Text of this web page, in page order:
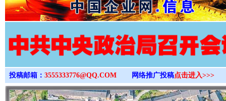
投稿邮箱： 3555333776@QQ.COM 网络推广投稿点击进入>>>